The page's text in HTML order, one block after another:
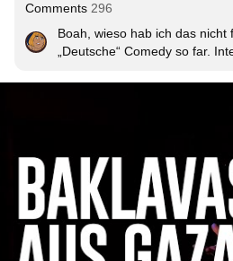
Comments 296
Boah, wieso hab ich das
„Deutsche“ Comedy so far.